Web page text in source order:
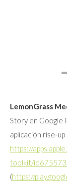
LemonGrass
Story en Google
aplicación rise-
https://
toolkit/
(https://